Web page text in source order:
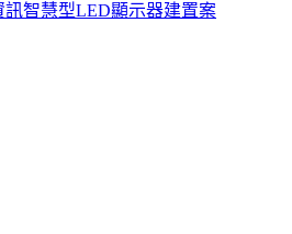
訊智慧型LED顯示器建置案